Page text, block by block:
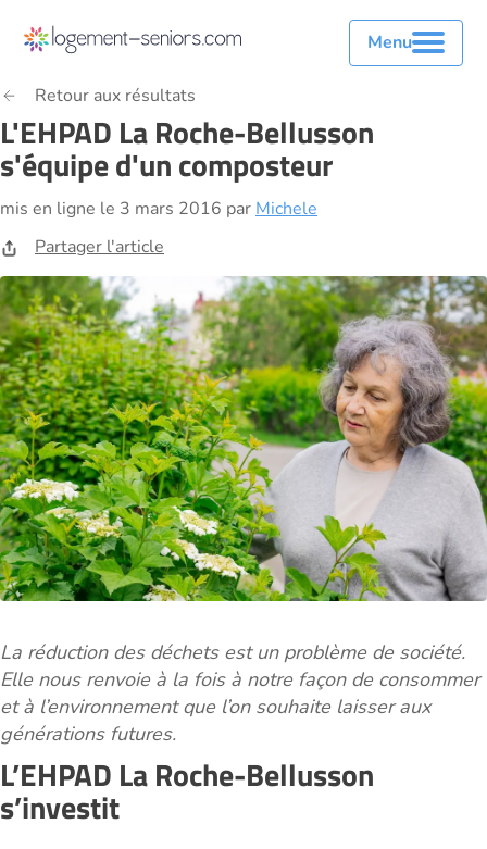
Menu
Retour aux résultats
L'EHPAD La Roche-Bellusson
s'équipe d'un composteur
mis en ligne le 3 mars 2016 par Michele
Partager l'article
La réduction des déchets est un problème de société.
Elle nous renvoie à la fois à notre façon de consommer
et à l’environnement que l’on souhaite laisser aux
générations futures.
L’EHPAD La Roche-Bellusson
s’investit